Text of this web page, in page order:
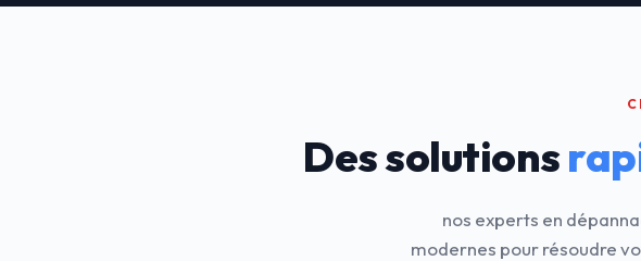
Des solutions
nos experts en
modernes pour résoudre